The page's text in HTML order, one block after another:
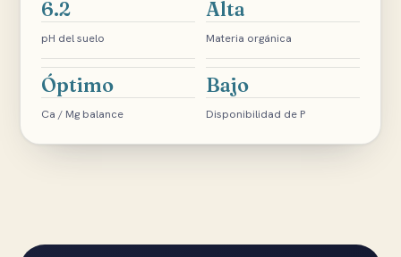
6.2
pH del suelo
Alta
Materia orgánica
Óptimo
Ca / Mg balance
Bajo
Disponibilidad de P